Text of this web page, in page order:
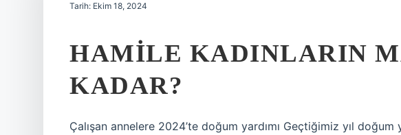
Tarih: Ekim 18, 2024
HAMILE KADINLARIN
KADAR?
Çalışan annelere 2024’te doğum yardımı Geçtiğimiz yıl doğum